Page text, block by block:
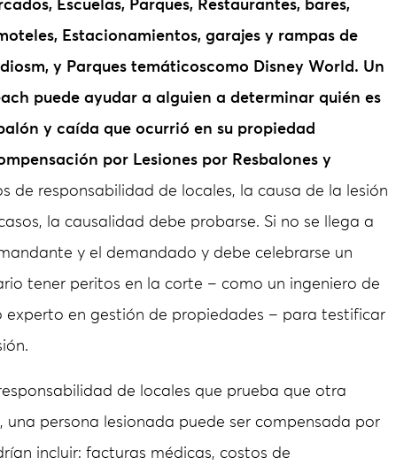
Escuelas, Parques, Restaurantes, bares,
Estacionamientos, garajes y rampas de
m, y Parques temáticoscomo Disney World. Un
puede ayudar a alguien a determinar quién es
y caída que ocurrió en su propiedad
por Lesiones por Resbalones y
de responsabilidad de locales, la causa de la lesión
la causalidad debe probarse. Si no se llega a
y el demandado y debe celebrarse un
tener peritos en la corte – como un ingeniero de
experto en gestión de propiedades – para testificar
de locales que prueba que otra
una persona lesionada puede ser compensada por
incluir: facturas médicas, costos de